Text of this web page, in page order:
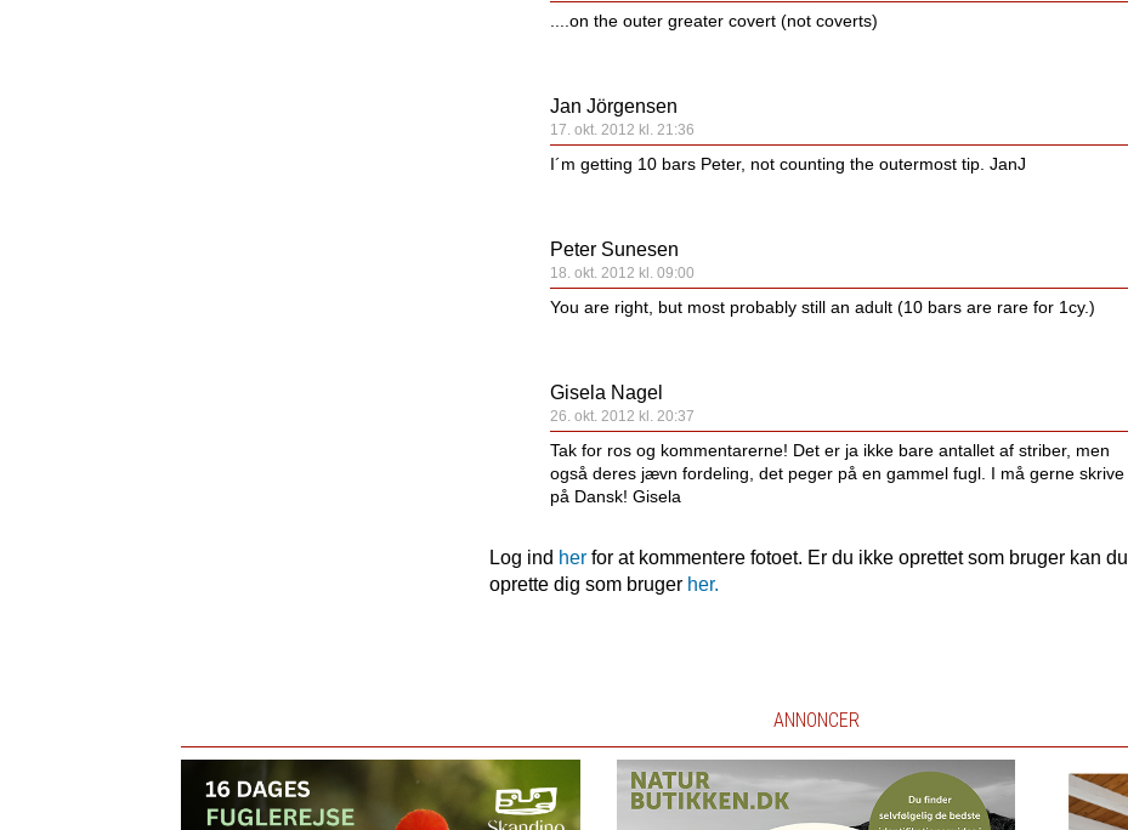
....on the outer greater covert (not coverts)
Jan Jörgensen
17. okt. 2012 kl. 21:36
I´m getting 10 bars Peter, not counting the outermost tip. JanJ
Peter Sunesen
18. okt. 2012 kl. 09:00
You are right, but most probably still an adult (10 bars are rare for 1cy.)
Gisela Nagel
26. okt. 2012 kl. 20:37
Tak for ros og kommentarerne! Det er ja ikke bare antallet af striber, men
også deres jævn fordeling, det peger på en gammel fugl. I må gerne skrive
på Dansk! Gisela
Log ind her for at kommentere fotoet. Er du ikke oprettet som bruger kan du
oprette dig som bruger her.
ANNONCER